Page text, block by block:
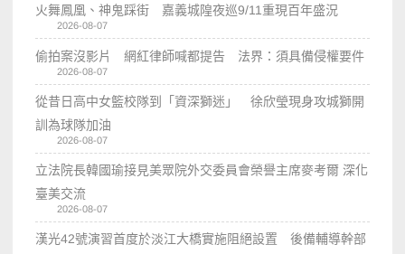
火舞鳳凰、神鬼踩街 嘉義城隍夜巡9/11重現百年盛況
2026-08-07
偷拍案沒影片 網紅律師喊都提告 法界：須具備侵權要件
2026-08-07
從昔日高中女籃校隊到「資深獅迷」 徐欣瑩現身攻城獅開
訓為球隊加油
2026-08-07
立法院長韓國瑜接見美眾院外交委員會榮譽主席麥考爾 深化
臺美交流
2026-08-07
漢光42號演習首度於淡江大橋實施阻絕設置 後備輔導幹部